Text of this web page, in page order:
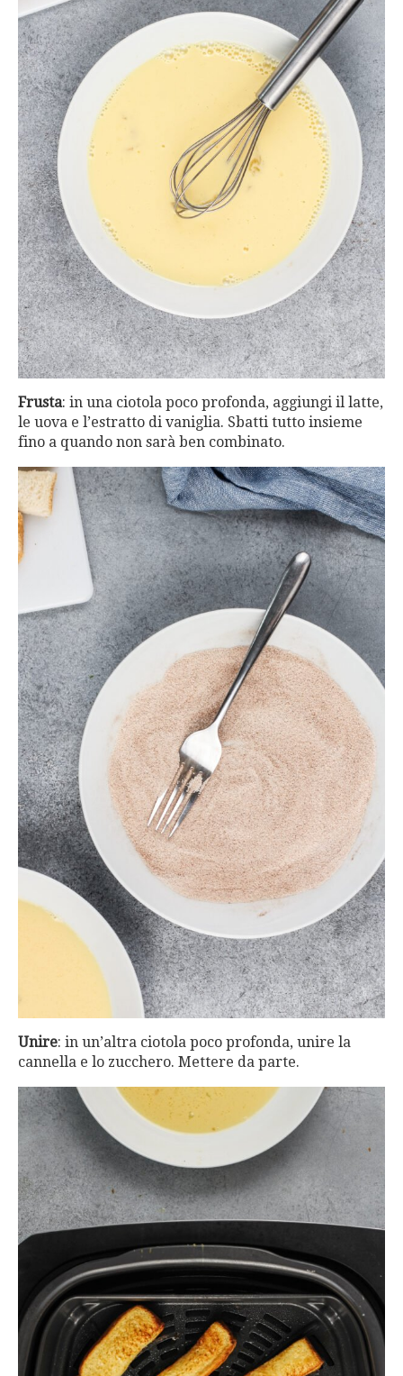
Frusta: in una ciotola poco profonda, aggiungi il latte,
le uova e l’estratto di vaniglia. Sbatti tutto insieme
fino a quando non sarà ben combinato.
Unire: in un’altra ciotola poco profonda, unire la
cannella e lo zucchero. Mettere da parte.